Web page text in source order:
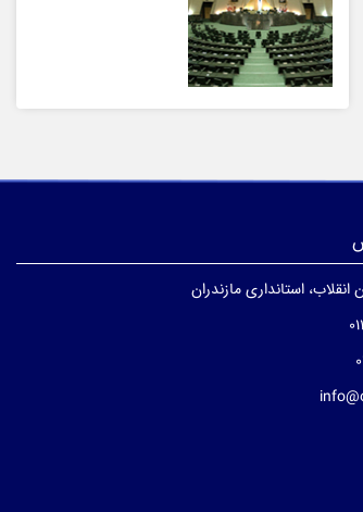
انقلاب، استانداری مازندران